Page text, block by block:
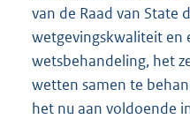
van de Raad van State
wetgevingskwaliteit en
wetsbehandeling, het
wetten samen te
het nu aan voldoende